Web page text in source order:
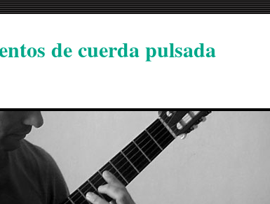
de cuerda pulsada